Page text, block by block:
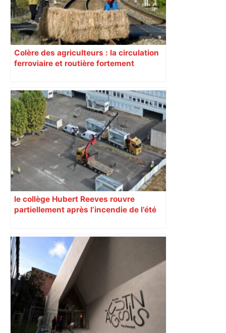
Colère des agriculteurs : la circulation
ferroviaire et routière fortement
le collège Hubert Reeves rouvre
partiellement après l’incendie de l’été